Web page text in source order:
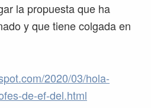
la propuesta que ha
y que tiene colgada en
2020/03/hola-
de-ef-del.html